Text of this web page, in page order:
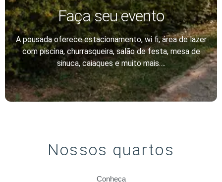
Faça seu evento
A pousada oferece estacionamento, wi fi, área de lazer
com piscina, churrasqueira, salão de festa, mesa de
sinuca, caiaques e muito mais….
Nossos quartos
Conheça